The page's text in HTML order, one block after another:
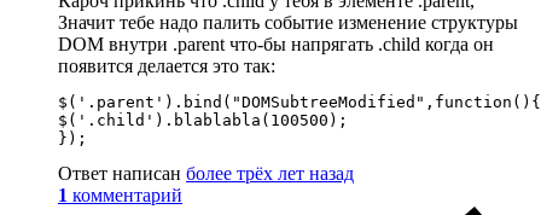
Значит тебе надо палить событие изменение структуры
DOM внутри .parent что-бы напрягать .child когда он
появится делается это так:
$('.parent').bind("DOMSubtreeModified",function(){
$('.child').blablabla(100500);
});
Ответ написан более трёх лет назад
1 комментарий